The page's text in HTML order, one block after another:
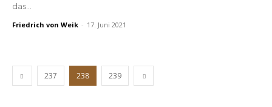
das...
Friedrich von Weik - 17. Juni 2021
237 238 239